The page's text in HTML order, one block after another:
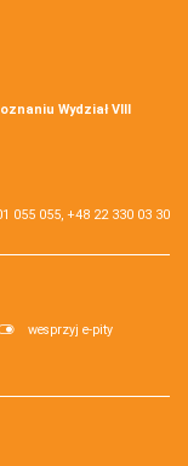
Wydział VIII
055 055, +48 22 330 03 30
wesprzyj e-pity